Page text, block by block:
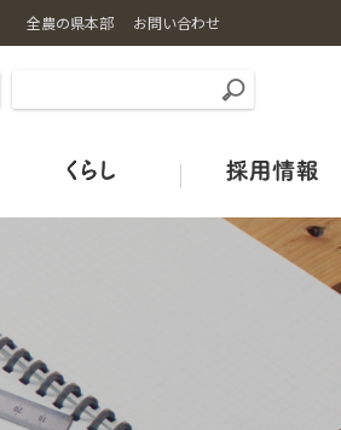
全農の県本部 お問い合わせ
テムRe:Boonリブーン